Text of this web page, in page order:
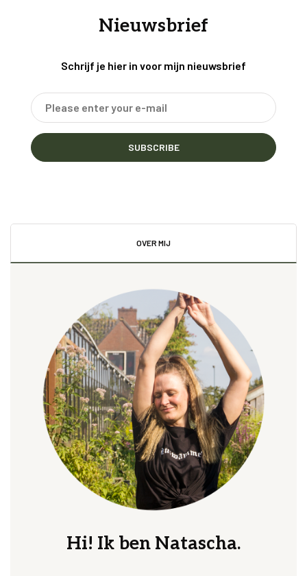
Nieuwsbrief
Schrijf je hier in voor mijn nieuwsbrief
SUBSCRIBE
OVER MIJ
Hi! Ik ben Natascha.